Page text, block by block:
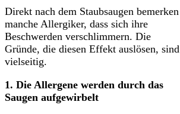
Direkt nach dem Staubsaugen bemerken
manche Allergiker, dass sich ihre
Beschwerden verschlimmern. Die
Gründe, die diesen Effekt auslösen, sind
vielseitig.
1. Die Allergene werden durch das
Saugen aufgewirbelt